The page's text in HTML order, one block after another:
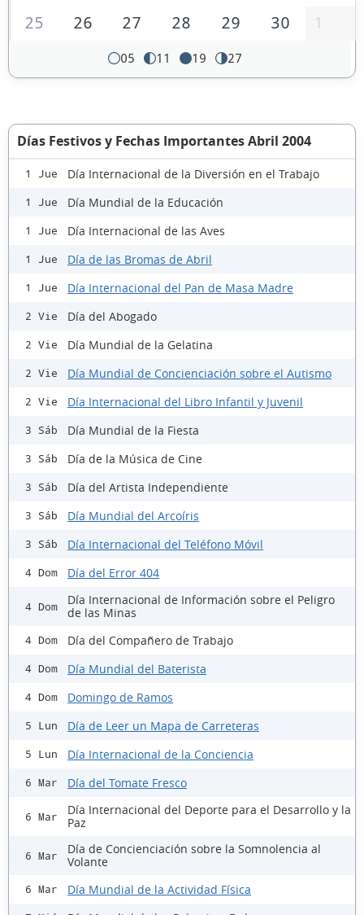
25
26 27 28 29 30 1
05 11 19 27
Días Festivos y Fechas Importantes Abril 2004
1 Jue Día Internacional de la Diversión en el Trabajo
1 Jue Día Mundial de la Educación
1 Jue Día Internacional de las Aves
1 Jue Día de las Bromas de Abril
1 Jue Día Internacional del Pan de Masa Madre
2 Vie Día del Abogado
2 Vie Día Mundial de la Gelatina
2 Vie Día Mundial de Concienciación sobre el Autismo
2 Vie Día Internacional del Libro Infantil y Juvenil
3 Sáb Día Mundial de la Fiesta
3 Sáb Día de la Música de Cine
3 Sáb Día del Artista Independiente
3 Sáb Día Mundial del Arcoíris
3 Sáb Día Internacional del Teléfono Móvil
4 Dom Día del Error 404
4 Dom
Día Internacional de Información sobre el Peligro
de las Minas
4 Dom Día del Compañero de Trabajo
4 Dom Día Mundial del Baterista
4 Dom Domingo de Ramos
5 Lun Día de Leer un Mapa de Carreteras
5 Lun Día Internacional de la Conciencia
6 Mar Día del Tomate Fresco
6 Mar
Día Internacional del Deporte para el Desarrollo y la
Paz
6 Mar
Día de Concienciación sobre la Somnolencia al
Volante
6 Mar Día Mundial de la Actividad Física